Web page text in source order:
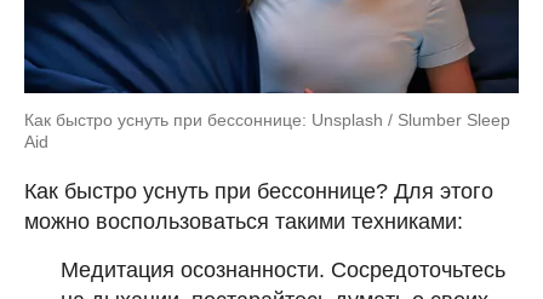
Как быстро уснуть при бессоннице: Unsplash / Slumber Sleep
Aid
Как быстро уснуть при бессоннице? Для этого
можно воспользоваться такими техниками:
Медитация осознанности. Сосредоточьтесь